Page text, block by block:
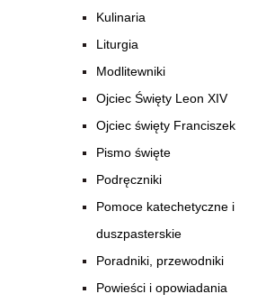
Kulinaria
Liturgia
Modlitewniki
Ojciec Święty Leon XIV
Ojciec święty Franciszek
Pismo święte
Podręczniki
Pomoce katechetyczne i
duszpasterskie
Poradniki, przewodniki
Powieści i opowiadania